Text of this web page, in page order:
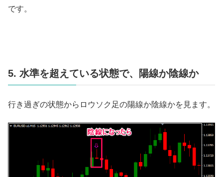
です。
5. 水準を超えている状態で、陽線か陰線か
行き過ぎの状態からロウソク足の陽線か陰線かを見ます。